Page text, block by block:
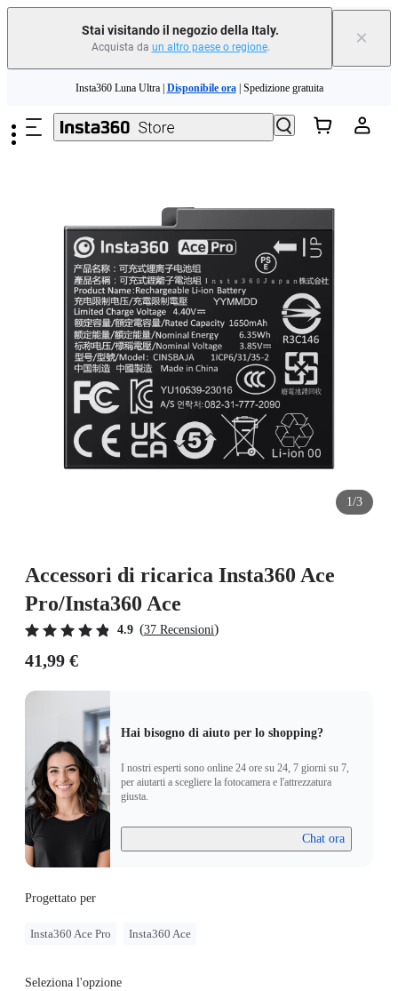
Stai visitando il negozio della Italy.
Acquista da un altro paese o regione. ×
Insta360 Luna Ultra | Disponibile ora| Spedizione gratuita
Permuta il tuo vecchio dispositivo e ottieni denaro per il tuo nuovo acquisto.｜
Scopri di più
Insta360 Luna Ultra |Disponibile ora| Spedizione gratuita
1/3
Accessori di ricarica Insta360 Ace
Pro/Insta360 Ace
4.9 (37 Recensioni)
41,99 €
Hai bisogno di aiuto per lo shopping?
I nostri esperti sono online 24 ore su 24, 7 giorni su 7,
per aiutarti a scegliere la fotocamera e l'attrezzatura
giusta.
Chat ora
Progettato per
Insta360 Ace Pro Insta360 Ace
Seleziona l'opzione